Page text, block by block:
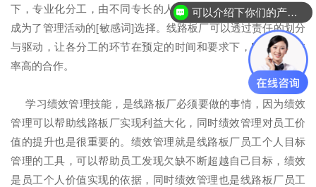
下，专业化分工，由不同专长的人来完成任务中的某一环节就
成为了管理活动的[敏感词]选择。线路板厂可以透过责任的划分
与驱动，让各分工的环节在预定的时间和要求下，完成优且效
率高的合作。
学习绩效管理技能，是线路板厂必须要做的事情，因为绩效
管理可以帮助线路板厂实现利益大化，同时绩效管理对员工价
值的提升也是很重要的。绩效管理就是线路板厂员工个人目标
管理的工具，可以帮助员工发现欠缺不断超越自己目标，绩效
是员工个人价值实现的依据，同时绩效管理也是线路板厂员工
可以介绍下你们的产品么？